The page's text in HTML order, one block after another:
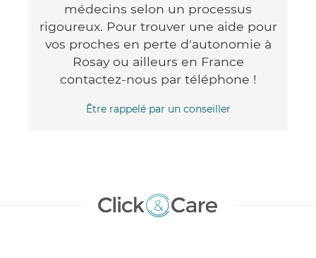
médecins selon un processus
rigoureux. Pour trouver une aide pour
vos proches en perte d'autonomie à
Rosay ou ailleurs en France
contactez-nous par téléphone !
Être rappelé par un conseiller